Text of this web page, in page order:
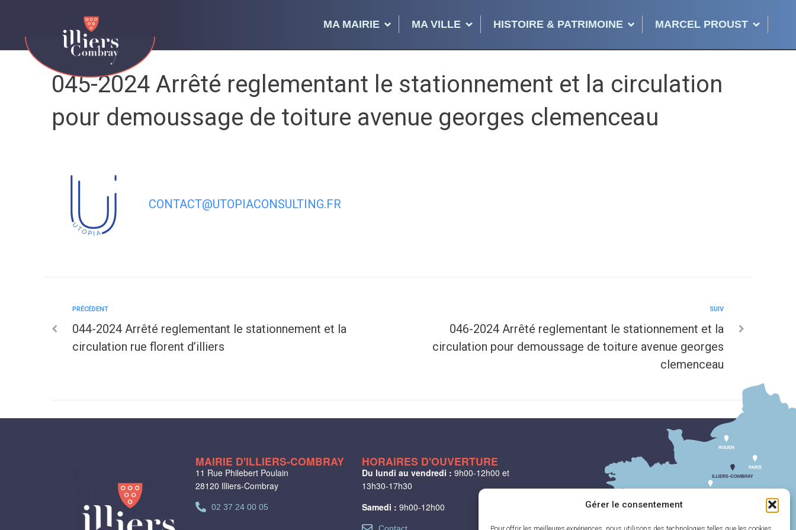
Gérer le consentement
MA MAIRIE MA VILLE HISTOIRE & PATRIMOINE MARCEL PROUST
045-2024 Arrêté reglementant le stationnement et la circulation
pour demoussage de toiture avenue georges clemenceau
CONTACT@UTOPIACONSULTING.FR
PRÉCÉDENT
044-2024 Arrêté reglementant le stationnement et la
circulation rue florent d’illiers
SUIV
046-2024 Arrêté reglementant le stationnement et la
circulation pour demoussage de toiture avenue georges
clemenceau
HORAIRES D'OUVERTURE
Du lundi au vendredi : 9h00-12h00 et
13h30-17h30
Samedi : 9h00-12h00
Contact
MAIRIE D'ILLIERS-COMBRAY
11 Rue Philebert Poulain
28120 Illiers-Combray
02 37 24 00 05